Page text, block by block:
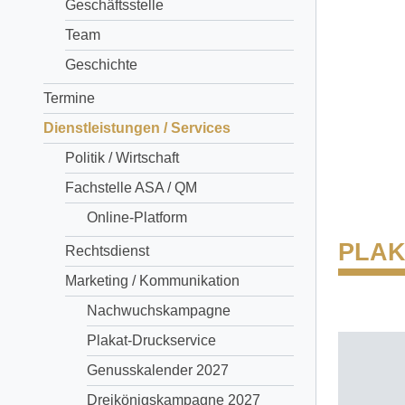
Geschäftsstelle
Team
Geschichte
Termine
Dienstleistungen / Services
Politik / Wirtschaft
Fachstelle ASA / QM
Online-Platform
Rechtsdienst
Marketing / Kommunikation
Nachwuchskampagne
Plakat-Druckservice
Genusskalender 2027
Dreikönigskampagne 2027